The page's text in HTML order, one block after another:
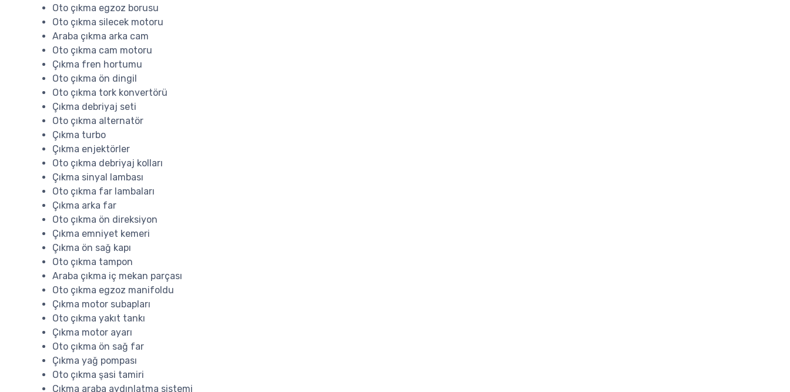
Oto çıkma egzoz borusu
Oto çıkma silecek motoru
Araba çıkma arka cam
Oto çıkma cam motoru
Çıkma fren hortumu
Oto çıkma ön dingil
Oto çıkma tork konvertörü
Çıkma debriyaj seti
Oto çıkma alternatör
Çıkma turbo
Çıkma enjektörler
Oto çıkma debriyaj kolları
Çıkma sinyal lambası
Oto çıkma far lambaları
Çıkma arka far
Oto çıkma ön direksiyon
Çıkma emniyet kemeri
Çıkma ön sağ kapı
Oto çıkma tampon
Araba çıkma iç mekan parçası
Oto çıkma egzoz manifoldu
Çıkma motor subapları
Oto çıkma yakıt tankı
Çıkma motor ayarı
Oto çıkma ön sağ far
Çıkma yağ pompası
Oto çıkma şasi tamiri
Çıkma araba aydınlatma sistemi